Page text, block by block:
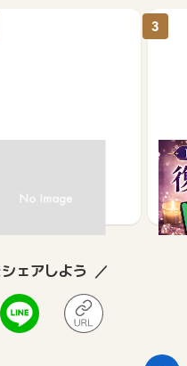
64
復
ケー
3
ェアしよう